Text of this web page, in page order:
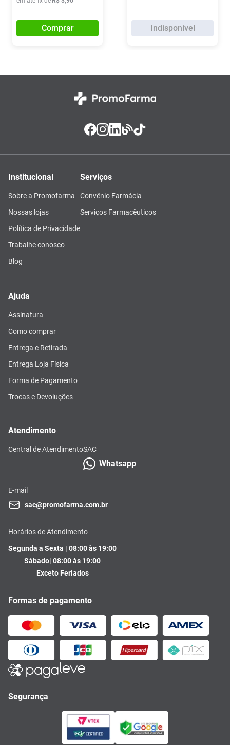
Comprar Indisponível
Institucional
Sobre a Promofarma
Nossas lojas
Política de Privacidade
Trabalhe conosco
Blog
Serviços
Convênio Farmácia
Serviços Farmacêuticos
Ajuda
Assinatura
Como comprar
Entrega e Retirada
Entrega Loja Física
Forma de Pagamento
Trocas e Devoluções
Atendimento
Central de AtendimentoSAC
Whatsapp
E-mail
sac@promofarma.com.br
Horários de Atendimento
Segunda a Sexta | 08:00 às 19:00
Sábado| 08:00 às 19:00
Exceto Feriados
Formas de pagamento
Segurança